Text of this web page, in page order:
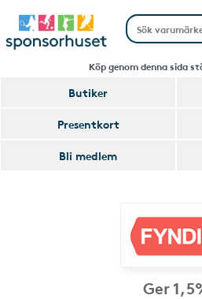
Köp genom denna sida
Butiker
Presentkort
Bli medlem
Ger